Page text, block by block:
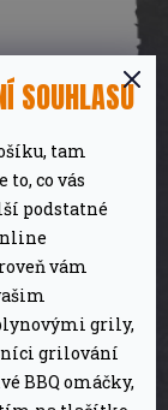
SOUHLASU
tam
to, co vás
podstatné
vám
grily,
grilování
BBQ omáčky,
390 Kč